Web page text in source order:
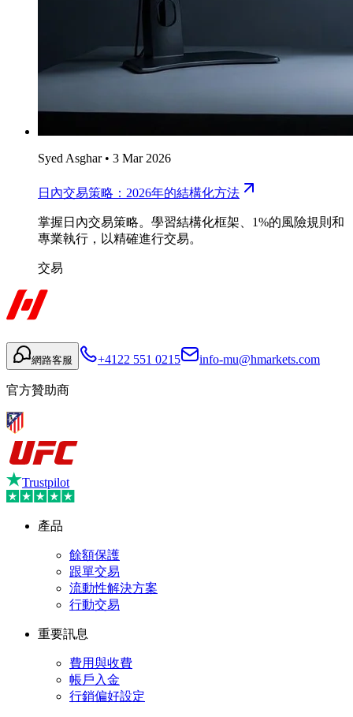
Syed Asghar• 3 Mar 2026
日內交易策略：2026年的結構化方法
掌握日內交易策略。學習結構化框架、1%的風險規則和
專業執行，以精確進行交易。
交易
網路客服 +4122 551 0215 info-mu@hmarkets.com
官方贊助商
Trustpilot
產品
餘額保護
跟單交易
流動性解決方案
行動交易
重要訊息
費用與收費
帳戶入金
行銷偏好設定